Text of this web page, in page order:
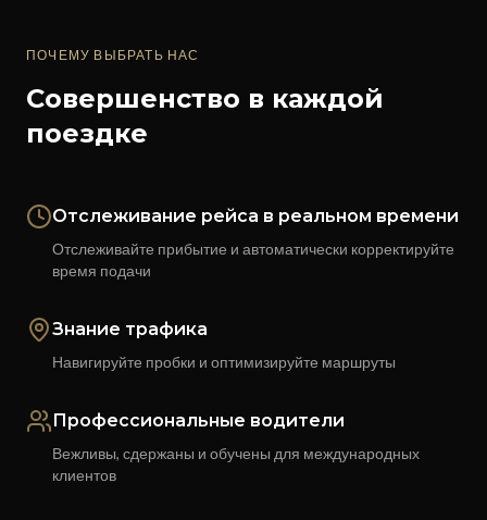
ПОЧЕМУ ВЫБРАТЬ НАС
Совершенство в каждой
поездке
Отслеживание рейса в реальном времени
Отслеживайте прибытие и автоматически корректируйте
время подачи
Знание трафика
Навигируйте пробки и оптимизируйте маршруты
Профессиональные водители
Вежливы, сдержаны и обучены для международных
клиентов